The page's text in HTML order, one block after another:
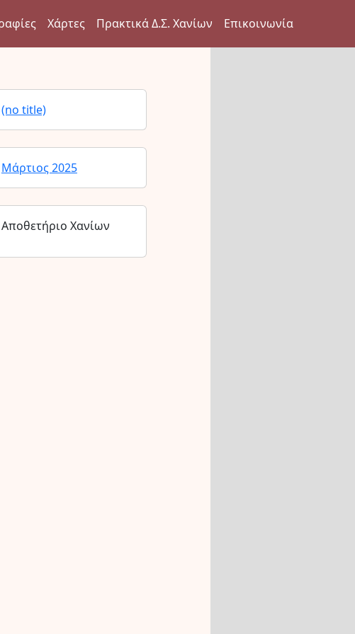
Χάρτες Πρακτικά Δ.Σ. Χανίων Επικοινωνία
(no title)
Μάρτιος 2025
Αποθετήριο Χανίων